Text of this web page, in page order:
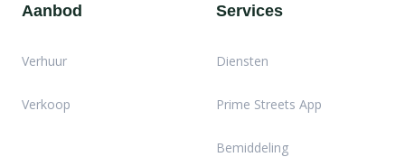
Aanbod
Verhuur
Verkoop
Services
Diensten
Prime Streets App
Bemiddeling